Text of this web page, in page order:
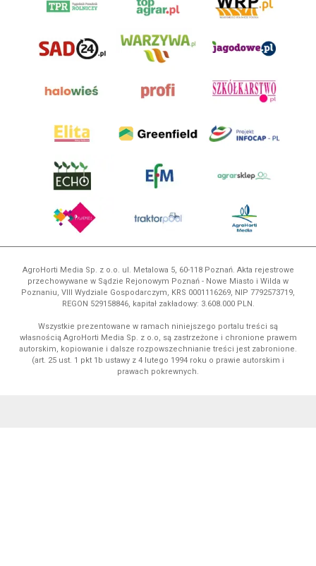
AgroHorti Media Sp. z o.o. ul. Metalowa 5, 60-118 Poznań. Akta rejestrowe
przechowywane w Sądzie Rejonowym Poznań - Nowe Miasto i Wilda w
Poznaniu, VIII Wydziale Gospodarczym, KRS 0001116269, NIP 7792573719,
REGON 529158846, kapitał zakładowy: 3.608.000 PLN.
Wszystkie prezentowane w ramach niniejszego portalu treści są
własnością AgroHorti Media Sp. z o.o, są zastrzeżone i chronione prawem
autorskim, kopiowanie i dalsze rozpowszechnianie treści jest zabronione.
(art. 25 ust. 1 pkt 1b ustawy z 4 lutego 1994 roku o prawie autorskim i
prawach pokrewnych.